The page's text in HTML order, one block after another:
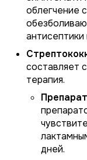
облегчение
антисептики
составляет
терапия.
дней.